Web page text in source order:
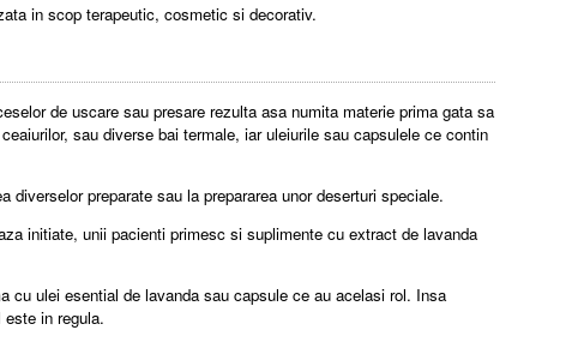
in scop terapeutic, cosmetic si decorativ.
de uscare sau presare rezulta asa numita materie prima gata sa
sau diverse bai termale, iar uleiurile sau capsulele ce contin
preparate sau la prepararea unor deserturi speciale.
initiate, unii pacienti primesc si suplimente cu extract de lavanda
cu ulei esential de lavanda sau capsule ce au acelasi rol. Insa
in regula.